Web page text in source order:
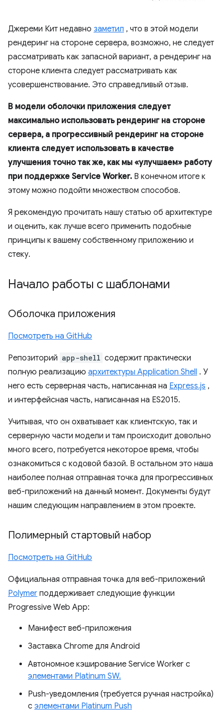
Джереми Кит недавно заметил , что в этой модели
рендеринг на стороне сервера, возможно, не следует
рассматривать как запасной вариант, а рендеринг на
стороне клиента следует рассматривать как
усовершенствование. Это справедливый отзыв.
В модели оболочки приложения следует
максимально использовать рендеринг на стороне
сервера, а прогрессивный рендеринг на стороне
клиента следует использовать в качестве
улучшения точно так же, как мы «улучшаем» работу
при поддержке Service Worker. В конечном итоге к
этому можно подойти множеством способов.
Я рекомендую прочитать нашу статью об архитектуре
и оценить, как лучше всего применить подобные
принципы к вашему собственному приложению и
стеку.
Начало работы с шаблонами
Оболочка приложения
Посмотреть на GitHub
Репозиторий app-shell содержит практически
полную реализацию архитектуры Application Shell . У
него есть серверная часть, написанная на Express.js ,
и интерфейсная часть, написанная на ES2015.
Учитывая, что он охватывает как клиентскую, так и
серверную части модели и там происходит довольно
много всего, потребуется некоторое время, чтобы
ознакомиться с кодовой базой. В остальном это наша
наиболее полная отправная точка для прогрессивных
веб-приложений на данный момент. Документы будут
нашим следующим направлением в этом проекте.
Полимерный стартовый набор
Посмотреть на GitHub
Официальная отправная точка для веб-приложений
Polymer поддерживает следующие функции
Progressive Web App:
Манифест веб-приложения
Заставка Chrome для Android
Автономное кэширование Service Worker с
элементами Platinum SW.
Push-уведомления (требуется ручная настройка)
с элементами Platinum Push